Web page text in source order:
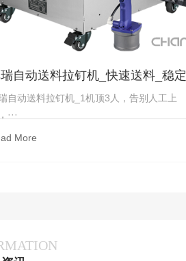
自动送料拉钉机_快速送料_稳定
_厂家直供-禅瑞
自动送料拉钉机_1机顶3人，告别人工上
···
More